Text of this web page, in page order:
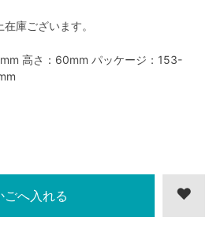
庫ございます。
高さ：60mm パッケージ：153-